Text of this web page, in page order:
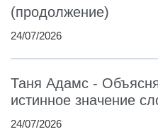
(продолжение)
24/07/2026
Таня Адамс -
истинное значение
24/07/2026